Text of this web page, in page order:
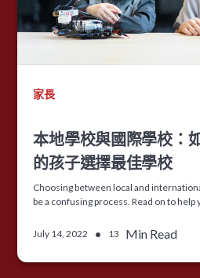
家長
本地學校與國際學校：
的孩子選擇最佳學校
Choosing between local and
be a confusing process. Read on to
July 14, 2022 • 13 Min Read